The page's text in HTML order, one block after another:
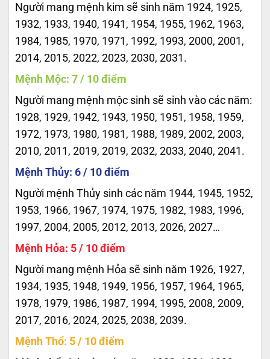
Người mang mệnh kim sẽ sinh năm 1924, 1925,
1932, 1933, 1940, 1941, 1954, 1955, 1962, 1963,
1984, 1985, 1970, 1971, 1992, 1993, 2000, 2001,
2014, 2015, 2022, 2023, 2030, 2031.
Mệnh Mộc: 7 / 10 điểm
Người mang mệnh mộc sinh sẽ sinh vào các năm:
1928, 1929, 1942, 1943, 1950, 1951, 1958, 1959,
1972, 1973, 1980, 1981, 1988, 1989, 2002, 2003,
2010, 2011, 2019, 2019, 2032, 2033, 2040, 2041.
Mệnh Thủy: 6 / 10 điểm
Người mệnh Thủy sinh các năm 1944, 1945, 1952,
1953, 1966, 1967, 1974, 1975, 1982, 1983, 1996,
1997, 2004, 2005, 2012, 2013, 2026, 2027…
Mệnh Hỏa: 5 / 10 điểm
Người mang mệnh Hỏa sẽ sinh năm 1926, 1927,
1934, 1935, 1948, 1949, 1956, 1957, 1964, 1965,
1978, 1979, 1986, 1987, 1994, 1995, 2008, 2009,
2017, 2016, 2024, 2025, 2038, 2039.
Mệnh Thổ: 5 / 10 điểm